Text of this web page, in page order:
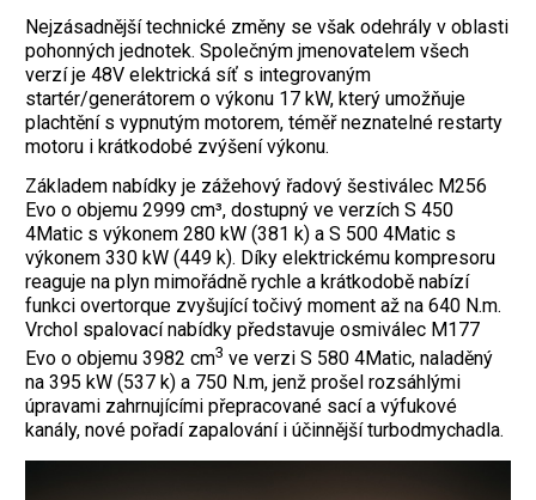
Nejzásadnější technické změny se však odehrály v oblasti
pohonných jednotek. Společným jmenovatelem všech
verzí je 48V elektrická síť s integrovaným
startér/generátorem o výkonu 17 kW, který umožňuje
plachtění s vypnutým motorem, téměř neznatelné restarty
motoru i krátkodobé zvýšení výkonu.
Základem nabídky je zážehový řadový šestiválec M256
Evo o objemu 2999 cm³, dostupný ve verzích S 450
4Matic s výkonem 280 kW (381 k) a S 500 4Matic s
výkonem 330 kW (449 k). Díky elektrickému kompresoru
reaguje na plyn mimořádně rychle a krátkodobě nabízí
funkci overtorque ­zvyšující točivý moment až na 640 N.m.
Vrchol spalovací nabídky představuje ­osmiválec M177
Evo o objemu 3982 cm3 ve verzi S 580 4Matic, naladěný
na 395 kW (537 k) a 750 N.m, jenž prošel rozsáhlými
úpravami zahrnujícími přepracované sací a výfukové
kanály, nové pořadí zapalování i účinnější turbodmychadla.